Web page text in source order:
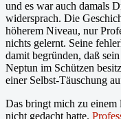
und es war auch damals
widersprach. Die
höherem Niveau, nur
nichts gelernt. Seine
damit begründen, daß
Neptun im Schützen
einer Selbst-Täuschung
Das bringt mich zu einem
nicht gedacht hatte.